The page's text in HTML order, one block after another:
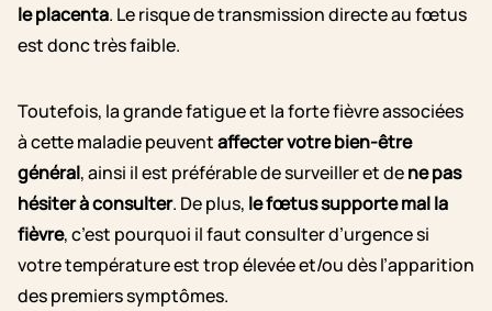
le placenta. Le risque de transmission directe au fœtus
est donc très faible.
Toutefois, la grande fatigue et la forte fièvre associées
à cette maladie peuventaffecter votre bien-être
général, ainsi il est préférable de surveiller et dene pas
hésiter à consulter. De plus, le fœtus supporte mal la
fièvre, c’est pourquoi il faut consulter d’urgence si
votre température est trop élevée et/ou dès l’apparition
des premiers symptômes.